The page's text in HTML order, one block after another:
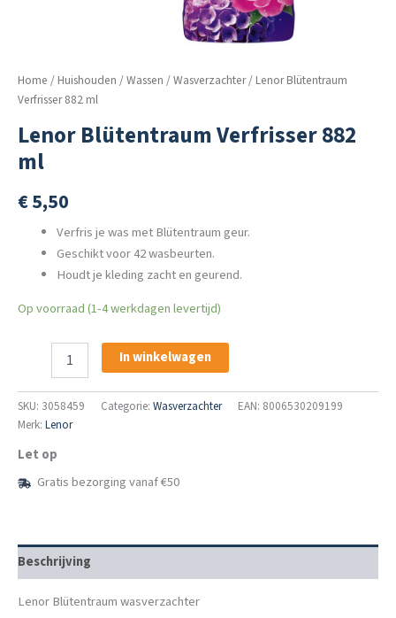
Home / Huishouden /Wassen /Wasverzachter/ Lenor Blütentraum
Verfrisser 882 ml
Lenor Blütentraum Verfrisser 882
ml
€5,50
Verfris je was met Blütentraum geur.
Geschikt voor 42 wasbeurten.
Houdt je kleding zacht en geurend.
Op voorraad (1-4 werkdagen levertijd)
Blütentraum
882
ml
In winkelwagen
SKU: 3058459 Categorie: Wasverzachter
EAN: 8006530209199
Merk: Lenor
Let op
Gratis bezorging vanaf €50
Beschrijving
Lenor Blütentraum wasverzachter